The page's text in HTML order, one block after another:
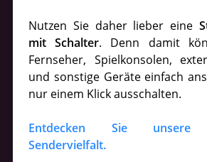
Nutzen Sie daher lieber eine
mit Schalter. Denn damit
Fernseher, Spielkonsolen,
und sonstige Geräte einfach
nur einem Klick ausschalten.
Entdecken Sie unsere
Sendervielfalt.